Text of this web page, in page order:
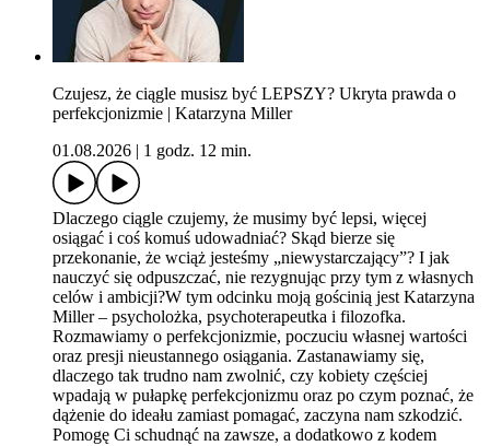
Czujesz, że ciągle musisz być LEPSZY? Ukryta prawda o
perfekcjonizmie | Katarzyna Miller
01.08.2026
1 godz. 12 min.
Dlaczego ciągle czujemy, że musimy być lepsi, więcej
osiągać i coś komuś udowadniać? Skąd bierze się
przekonanie, że wciąż jesteśmy „niewystarczający”? I jak
nauczyć się odpuszczać, nie rezygnując przy tym z własnych
celów i ambicji?W tym odcinku moją gościnią jest Katarzyna
Miller – psycholożka, psychoterapeutka i filozofka.
Rozmawiamy o perfekcjonizmie, poczuciu własnej wartości
oraz presji nieustannego osiągania. Zastanawiamy się,
dlaczego tak trudno nam zwolnić, czy kobiety częściej
wpadają w pułapkę perfekcjonizmu oraz po czym poznać, że
dążenie do ideału zamiast pomagać, zaczyna nam szkodzić.
Pomogę Ci schudnąć na zawsze, a dodatkowo z kodem